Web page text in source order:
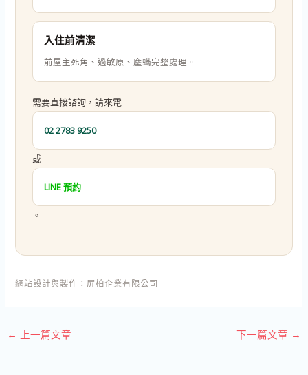
入住前清潔
前屋主死角、過敏原、塵蟎完整處理。
需要直接諮詢，請來電
02 2783 9250
或
LINE 預約
。
網站設計與製作： 屏柏企業有限公司
← 上一篇文章 下一篇文章 →